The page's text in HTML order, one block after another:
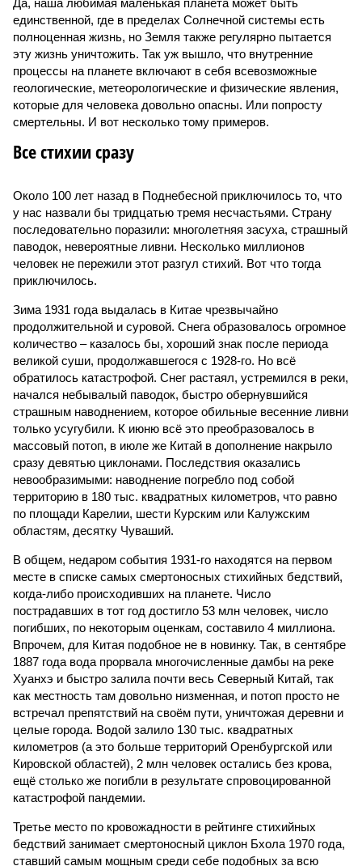
Да, наша любимая маленькая планета может быть
единственной, где в пределах Солнечной системы есть
полноценная жизнь, но Земля также регулярно пытается
эту жизнь уничтожить. Так уж вышло, что внутренние
процессы на планете включают в себя всевозможные
геологические, метеорологические и физические явления,
которые для человека довольно опасны. Или попросту
смертельны. И вот несколько тому примеров.
Все стихии сразу
Около 100 лет назад в Поднебесной приключилось то, что
у нас назвали бы тридцатью тремя несчастьями. Страну
последовательно поразили: многолетняя засуха, страшный
паводок, невероятные ливни. Несколько миллионов
человек не пережили этот разгул стихий. Вот что тогда
приключилось.
Зима 1931 года выдалась в Китае чрезвычайно
продолжительной и суровой. Снега образовалось огромное
количество – казалось бы, хороший знак после периода
великой суши, продолжавшегося с 1928-го. Но всё
обратилось катастрофой. Снег растаял, устремился в реки,
начался небывалый паводок, быстро обернувшийся
страшным наводнением, которое обильные весенние ливни
только усугубили. К июню всё это преобразовалось в
массовый потоп, в июле же Китай в дополнение накрыло
сразу девятью циклонами. Последствия оказались
невообразимыми: наводнение погребло под собой
территорию в 180 тыс. квадратных километров, что равно
по площади Карелии, шести Курским или Калужским
областям, десятку Чуваший.
В общем, недаром события 1931-го находятся на первом
месте в списке самых смертоносных стихийных бедствий,
когда-либо происходивших на планете. Число
пострадавших в тот год достигло 53 млн человек, число
погибших, по некоторым оценкам, составило 4 миллиона.
Впрочем, для Китая подобное не в новинку. Так, в сентябре
1887 года вода прорвала многочисленные дамбы на реке
Хуанхэ и быстро залила почти весь Северный Китай, так
как местность там довольно низменная, и потоп просто не
встречал препятствий на своём пути, уничтожая деревни и
целые города. Водой залило 130 тыс. квадратных
километров (а это больше территорий Оренбургской или
Кировской областей), 2 млн человек остались без крова,
ещё столько же погибли в результате спровоцированной
катастрофой пандемии.
Третье место по кровожадности в рейтинге стихийных
бедствий занимает смертоносный циклон Бхола 1970 года,
ставший самым мощным среди себе подобных за всю